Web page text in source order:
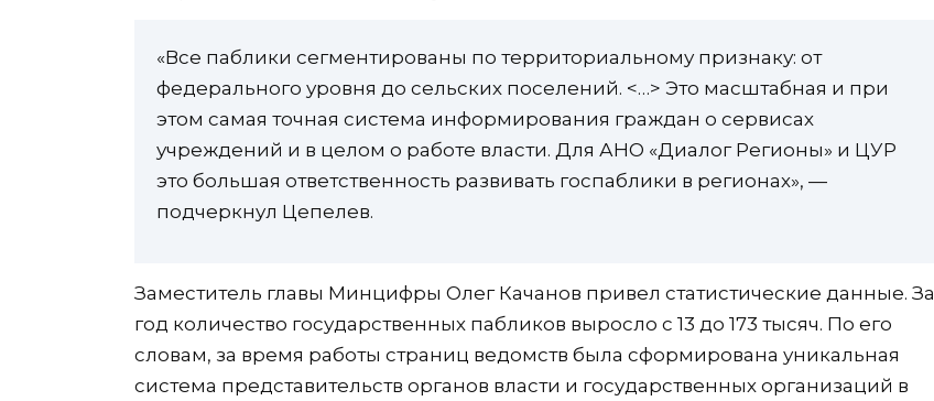
«Все паблики сегментированы по территориальному признаку: от
федерального уровня до сельских поселений. <…> Это масштабная и при
этом самая точная система информирования граждан о сервисах
учреждений и в целом о работе власти. Для АНО «Диалог Регионы» и ЦУР
это большая ответственность развивать госпаблики в регионах», —
подчеркнул Цепелев.
Заместитель главы Минцифры Олег Качанов привел статистические данные. За
год количество государственных пабликов выросло с 13 до 173 тысяч. По его
словам, за время работы страниц ведомств была сформирована уникальная
система представительств органов власти и государственных организаций в